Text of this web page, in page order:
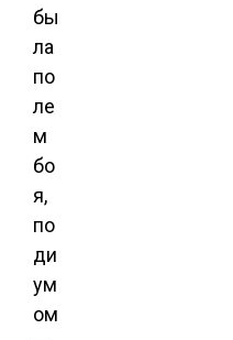
бы
ла
по
ле
м
бо
я,
по
ди
ум
ом